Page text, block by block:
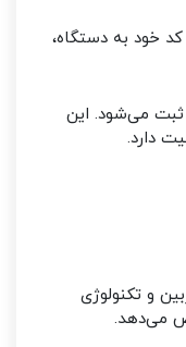
کد خود به دستگاه،
ثبت می‌شود. این
دارد.
و تکنولوژی
می‌دهد.